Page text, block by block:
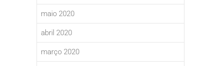
maio 2020
abril 2020
março 2020